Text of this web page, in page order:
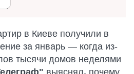
в Киеве получили в
за январь — когда из-
тысячи домов неделями
выяснял, почему